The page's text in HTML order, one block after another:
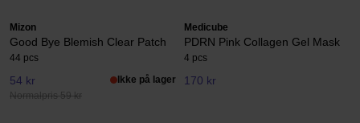
Mizon
Good Bye Blemish Clear Patch
44 pcs
54 kr
Normalpris 59 kr
Ikke på lager
Medicube
PDRN Pink Collagen Gel Mask
4 pcs
170 kr